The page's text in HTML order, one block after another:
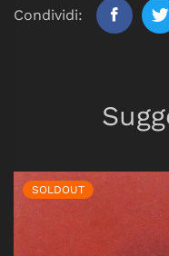
Condividi:
SOLDOUT